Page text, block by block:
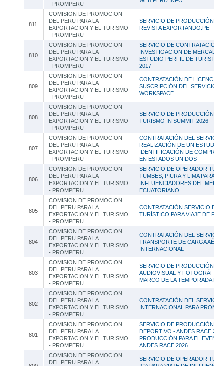
- PROMPERU
811
COMISION DE PROMOCION
DEL PERU PARA LA
EXPORTACION Y EL TURISMO
- PROMPERU
SERVICIO DE
REVISTA EXPORTANDO.PE
810
COMISION DE PROMOCION
DEL PERU PARA LA
EXPORTACION Y EL TURISMO
- PROMPERU
SERVICIO DE
INVESTIGACION DE
ESTUDIO PERFIL DE
2017
809
COMISION DE PROMOCION
DEL PERU PARA LA
EXPORTACION Y EL TURISMO
- PROMPERU
CONTRATACIÓN DE
SUSCRIPCIÓN DEL
WORKSPACE
808
COMISION DE PROMOCION
DEL PERU PARA LA
EXPORTACION Y EL TURISMO
- PROMPERU
SERVICIO DE
TURISMO IN SUMMIT 2026
807
COMISION DE PROMOCION
DEL PERU PARA LA
EXPORTACION Y EL TURISMO
- PROMPERU
CONTRATACIÓN DEL
REALIZACIÓN DE UN
IDENTIFICACIÓN DE
EN ESTADOS UNIDOS
806
COMISION DE PROMOCION
DEL PERU PARA LA
EXPORTACION Y EL TURISMO
- PROMPERU
SERVICIO DE OPERADOR
TUMBES, PIURA Y LIMA
INFLUENCIADORES DEL
ECUATORIANO
805
COMISION DE PROMOCION
DEL PERU PARA LA
EXPORTACION Y EL TURISMO
- PROMPERU
CONTRATACIÓN SERVICIO
TURÍSTICO PARA VIAJE DE
804
COMISION DE PROMOCION
DEL PERU PARA LA
EXPORTACION Y EL TURISMO
- PROMPERU
CONTRATACIÓN DEL
TRANSPORTE DE CARGA
INTERNACIONAL
803
COMISION DE PROMOCION
DEL PERU PARA LA
EXPORTACION Y EL TURISMO
- PROMPERU
SERVICIO DE
AUDIOVISUAL Y
MARCO DE LA TEMPORADA
802
COMISION DE PROMOCION
DEL PERU PARA LA
EXPORTACION Y EL TURISMO
- PROMPERU
CONTRATACIÓN DEL
INTERNACIONAL PARA
801
COMISION DE PROMOCION
DEL PERU PARA LA
EXPORTACION Y EL TURISMO
- PROMPERU
SERVICIO DE
DEPORTIVO - ANDES RACE
PRODUCCIÓN PARA EL
ANDES RACE 2026
COMISION DE PROMOCION
DEL PERU PARA LA
SERVICIO DE OPERADOR